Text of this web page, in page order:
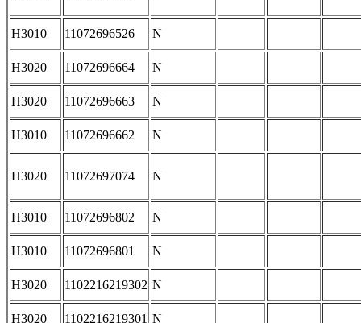
H3010 11072696526 N
H3020 11072696664 N
H3020 11072696663 N
H3010 11072696662 N
H3020 11072697074 N
H3010 11072696802 N
H3010 11072696801 N
H3020 1102216219302 N
H3020 1102216219301 N